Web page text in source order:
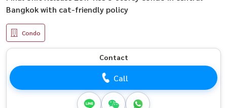
Bangkok with cat-friendly policy
Condo
Contact
Call